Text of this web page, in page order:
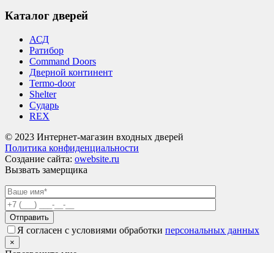
Каталог дверей
АСД
Ратибор
Command Doors
Дверной континент
Termo-door
Shelter
Сударь
REX
© 2023 Интернет-магазин входных дверей
Политика конфиденциальности
Создание сайта: owebsite.ru
Вызвать замерщика
Я согласен с условиями обработки персональных данных
×